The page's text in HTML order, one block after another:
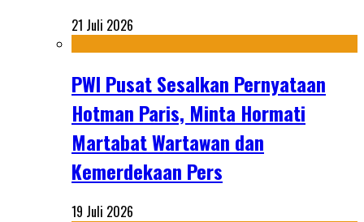
21 Juli 2026
PWI Pusat Sesalkan Pernyataan
Hotman Paris, Minta Hormati
Martabat Wartawan dan
Kemerdekaan Pers
19 Juli 2026